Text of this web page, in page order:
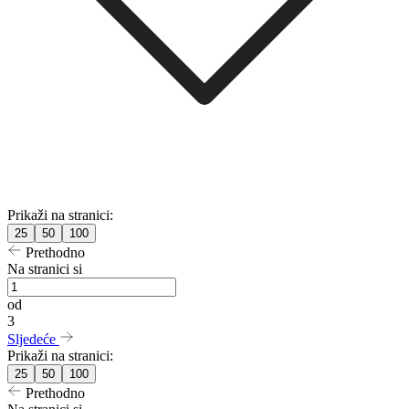
Prikaži na stranici:
25 50 100
Prethodno
Na stranici si
od
3
Sljedeće
Prikaži na stranici:
25 50 100
Prethodno